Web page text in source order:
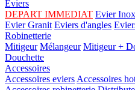
Eviers
DEPART IMMEDIAT Evier Inox
Evier Granit Eviers d'angles
Robinetterie
Mitigeur Mélangeur Mitigeur +
Douchette
Accessoires
Accessoires eviers Accessoires